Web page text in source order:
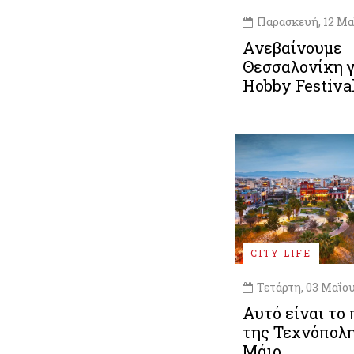
Παρασκευή, 12
Ανεβαίνουμε
Θεσσαλονίκη
Hobby
CITY LIFE
Τετάρτη, 03
Αυτό είναι
της